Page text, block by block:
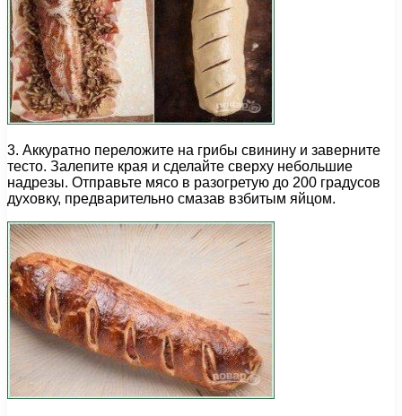
3. Аккуратно переложите на грибы свинину и заверните
тесто. Залепите края и сделайте сверху небольшие
надрезы. Отправьте мясо в разогретую до 200 градусов
духовку, предварительно смазав взбитым яйцом.